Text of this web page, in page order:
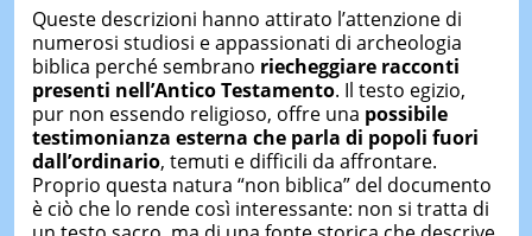
Queste descrizioni hanno attirato l’attenzione di
numerosi studiosi e appassionati di archeologia
biblica perché sembrano riecheggiare racconti
presenti nell’Antico Testamento. Il testo egizio,
pur non essendo religioso, offre una possibile
testimonianza esterna che parla di popoli fuori
dall’ordinario, temuti e difficili da affrontare.
Proprio questa natura “non biblica” del documento
è ciò che lo rende così interessante: non si tratta di